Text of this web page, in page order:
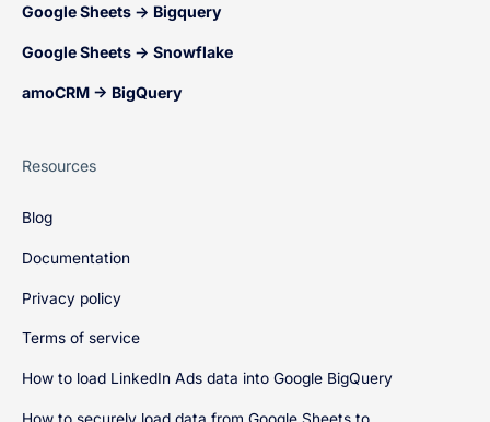
Google Sheets → Bigquery
Google Sheets → Snowflake
amoCRM → BigQuery
Resources
Blog
Documentation
Privacy policy
Terms of service
How to load LinkedIn Ads data into Google BigQuery